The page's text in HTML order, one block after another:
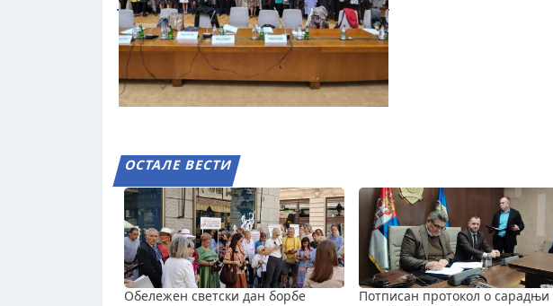
ОСТАЛЕ ВЕСТИ
Обележен светски дан борбе
Потписан протокол о сарадњи